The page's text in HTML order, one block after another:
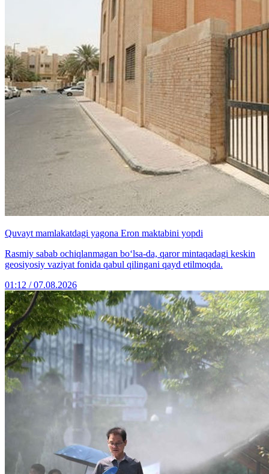
Quvayt mamlakatdagi yagona Eron maktabini yopdi
Rasmiy sabab ochiqlanmagan bo‘lsa-da, qaror mintaqadagi keskin
geosiyosiy vaziyat fonida qabul qilingani qayd etilmoqda.
01:12 / 07.08.2026